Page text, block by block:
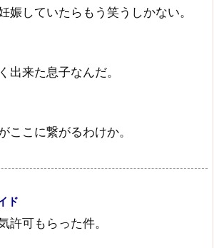
娠していたらもう笑うしかない。
出来た息子なんだ。
ここに繋がるわけか。
ド
許可もらった件。